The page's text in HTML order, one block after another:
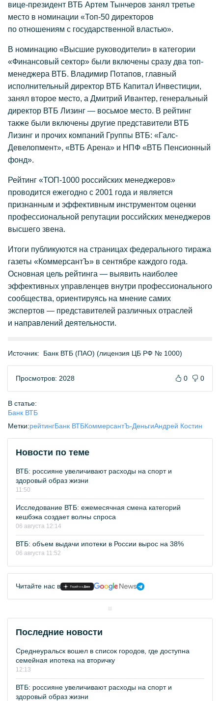
вице-президент ВТБ Артем Тынчеров занял третье
место в номинации «Топ-50 директоров
по отношениям с государственной властью».
В номинацию «Высшие руководители» в категории
«Финансовый сектор» были включены сразу два топ-
менеджера ВТБ. Владимир Потапов, главный
исполнительный директор ВТБ Капитал Инвестиции,
занял второе место, а Дмитрий Ивантер, генеральный
директор ВТБ Лизинг — восьмое место. В рейтинг
также были включены другие представители ВТБ
Лизинг и прочих компаний Группы ВТБ: «Галс-
Девелопмент», «ВТБ Арена» и НПФ «ВТБ Пенсионный
фонд».
Рейтинг «ТОП-1000 российских менеджеров»
проводится ежегодно с 2001 года и является
признанным и эффективным инструментом оценки
профессиональной репутации российских менеджеров
высшего звена.
Итоги публикуются на страницах федерального тиража
газеты «КоммерсантЪ» в сентябре каждого года.
Основная цель рейтинга — выявить наиболее
эффективных управленцев внутри профессионального
сообщества, ориентируясь на мнение самих
экспертов — представителей различных отраслей
и направлений деятельности.
Источник: Банк ВТБ (ПАО) (лицензия ЦБ РФ № 1000)
Просмотров: 2028 0 0
В статье:
Банк ВТБ
Метки:рейтингБанк ВТБКоммерсантЪ-ДеньгиАндрей Костин
Новости по теме
ВТБ: россияне увеличивают расходы на спорт и
здоровый образ жизни
11:50
Исследование ВТБ: ежемесячная смена категорий
кешбэка создает волны спроса
06 августа 12:14
ВТБ: объем выдачи ипотеки в России вырос на 38%
06 августа 11:52
Читайте нас в
Последние новости
Среднеуральск вошел в список городов, где доступна
семейная ипотека на вторичку
12:13
ВТБ: россияне увеличивают расходы на спорт и
здоровый образ жизни